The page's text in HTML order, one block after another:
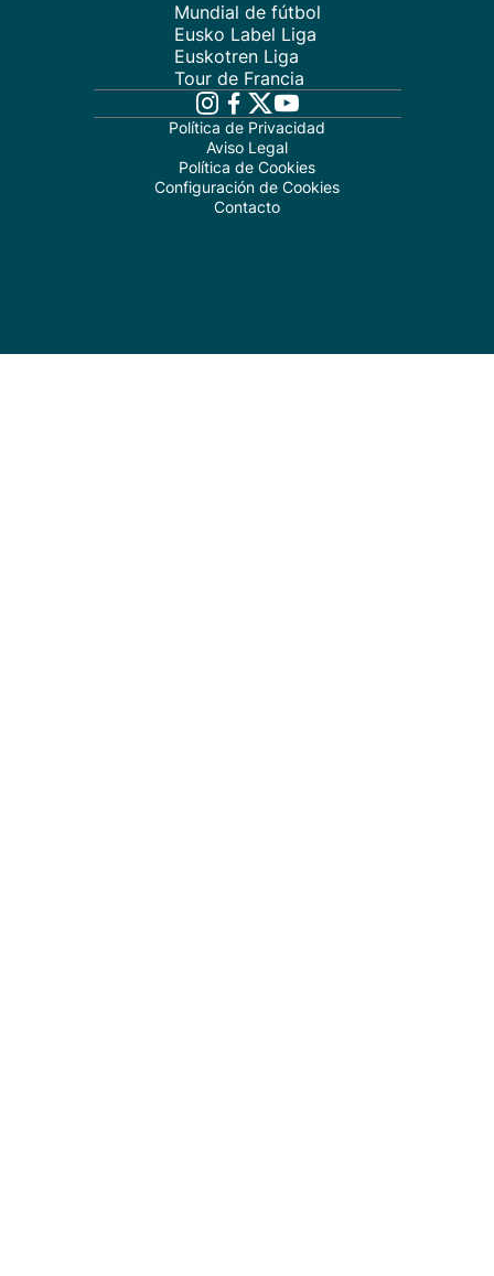
Mundial de fútbol
Eusko Label Liga
Euskotren Liga
Tour de Francia
Política de Privacidad
Aviso Legal
Política de Cookies
Configuración de Cookies
Contacto